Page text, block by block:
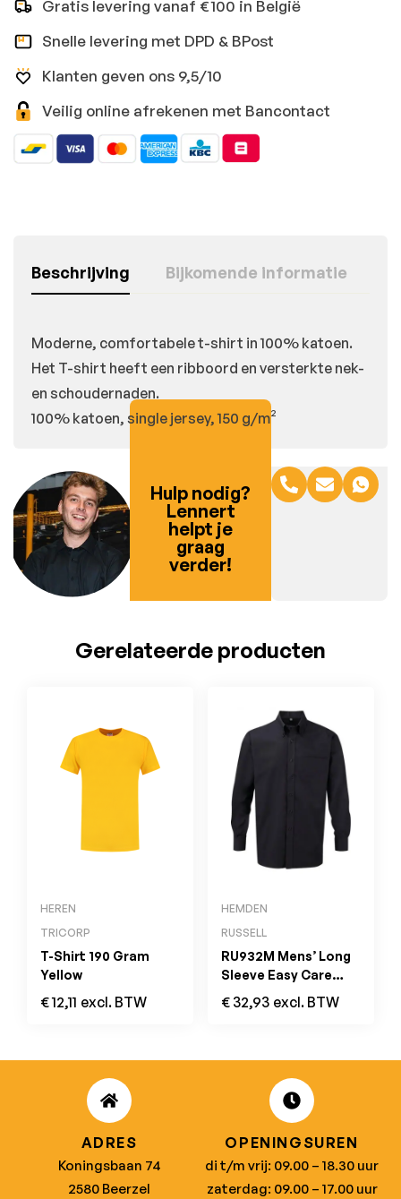
Gratis levering vanaf €100 in België
Snelle levering met DPD & BPost
Klanten geven ons 9,5/10
Veilig online afrekenen met Bancontact
Beschrijving Bijkomende informatie
Moderne, comfortabele t-shirt in 100% katoen.
Het T-shirt heeft een ribboord en versterkte nek-
en schoudernaden.
100% katoen, single jersey, 150 g/m²
Hulp nodig?
Lennert
helpt je
graag
verder!
Gerelateerde producten
HEREN
TRICORP
T-Shirt 190 Gram
Yellow
€12,11 excl. BTW
HEMDEN
RUSSELL
RU932M Mens’ Long
Sleeve Easy Care
Oxford Shirt Zwart
€ 32,93 excl. BTW
ADRES
Koningsbaan 74
2580 Beerzel
OPENINGSUREN
di t/m vrij: 09.00 – 18.30 uur
zaterdag: 09.00 – 17.00 uur